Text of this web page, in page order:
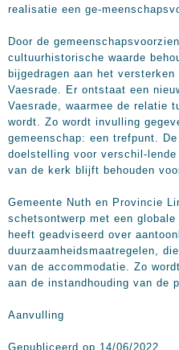
realisatie een ge-
Door de
cultuurhistorische waarde
bijgedragen aan het
Vaesrade. Er ontstaat een
Vaesrade, waarmee de relatie
wordt. Zo wordt invulling
gemeenschap: een trefpunt.
doelstelling voor verschil-
van de kerk blijft behouden
Gemeente Nuth en Provincie
schetsontwerp met een
heeft geadviseerd over
duurzaamheidsmaatregelen,
van de accommodatie. Zo
aan de instandhouding van de
Aanvulling
Gepubliceerd op 14/06/2022